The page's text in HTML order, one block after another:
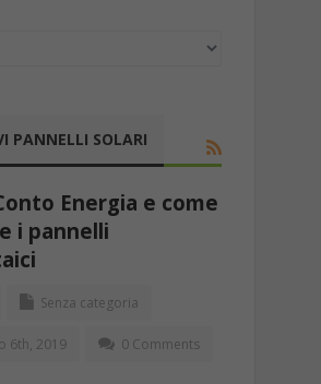
PANNELLI SOLARI
Energia e come
i pannelli
Senza categoria
6th, 2019 0 Comments